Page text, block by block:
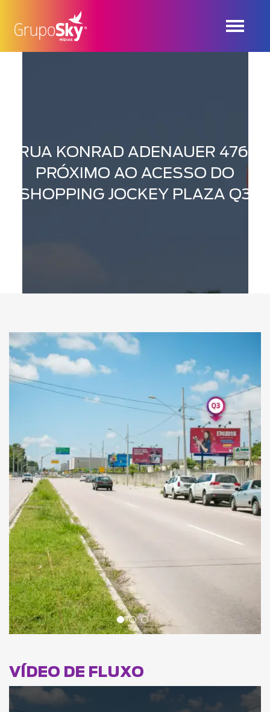
RUA KONRAD ADENAUER 476,
PRÓXIMO AO ACESSO DO
SHOPPING JOCKEY PLAZA Q3
VÍDEO DE FLUXO